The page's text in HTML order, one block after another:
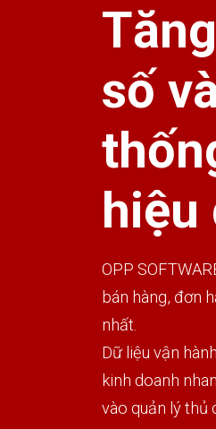
số
hiệu
OPP
bán hàng, đơn
nhất.
Dữ liệu vận
kinh doanh
vào quản lý thủ